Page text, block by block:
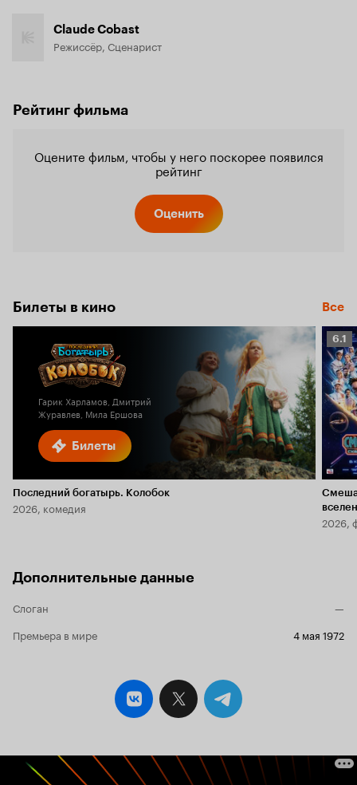
Claude Cobast
Режиссёр, Сценарист
Рейтинг фильма
Оцените фильм, чтобы у него поскорее появился
рейтинг
Оценить
Билеты в кино Все
Билеты
Гарик Харламов, Дмитрий
Журавлев, Мила Ершова
Последний богатырь. Колобок
2026, комедия
6.1
6.1
2026,
Дополнительные данные
Слоган
—
Премьера в мире
4 мая 1972